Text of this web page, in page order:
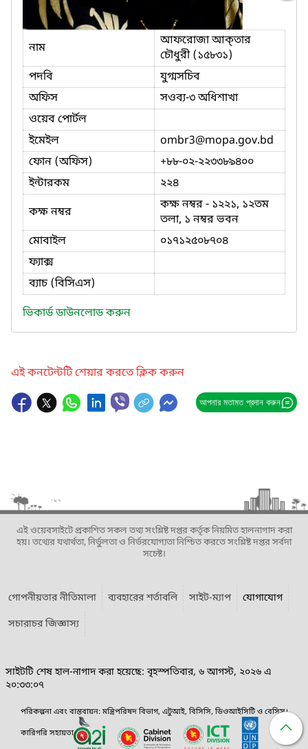
নাম
আফরোজা আক্‌তার
চৌধুরী (১৫৮৩১)
পদবি
যুগ্মসচিব
অফিস
সওব্য-৩ অধিশাখা
ওয়েব পোর্টল
ইমেইল
ombr3@mopa.gov.bd
ফোন (অফিস)
+৮৮-০২-২২৩৩৮৯৪০০
ইন্টারকম
২২৪
কক্ষ নম্বর
কক্ষ নম্বর - ১২২১, ১২তম
তলা, ১ নম্বর ভবন
মোবাইল
০১৭১২৫০৮৭০৪
ফ্যাক্স
ব্যাচ (বিসিএস)
ভিকার্ড ডাউনলোড করুন
এই কনটেন্টটি শেয়ার করতে ক্লিক করুন
আপনার মতামত প্রদান করুন
এই ওয়েবসাইটে প্রকাশিত সকল তথ্য সংশ্লিষ্ট দপ্তর কর্তৃক নিয়মিত হালনাগাদ করা
হয়। তথ্যের যথার্থতা, নির্ভুলতা ও নির্ভরযোগ্যতা নিশ্চিত করতে সংশ্লিষ্ট দপ্তর সর্বদা
সচেষ্ট।
গোপনীয়তার নীতিমালা ব্যবহারের শর্তাবলি সাইট-ম্যাপ
যোগাযোগ
সচারাচর জিজ্ঞাস্য
সাইটটি শেষ হাল-নাগাদ করা হয়েছে: বৃহস্পতিবার, ৬ আগস্ট, ২০২৬ এ
২০:৩৩:০৭
পরিকল্পনা এবং বাস্তবায়ন: মন্ত্রিপরিষদ বিভাগ, এটুআই, বিসিসি, ডিওআইসিটি ও বেসিস।
কারিগরি সহায়তা